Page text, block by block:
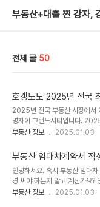
부동산+대출 찐 강자,
전체 글 50
호갱노노 2025년 전국
시티 그 이유는?
2025년 전국 부동산 시장에서
명자이 그랜드시티입니다.
에서 집계된 올해 최다 거래량을
이유를 하나씩 살펴보겠습니다.
개요대명자이 그랜드시티는 대
로, 총 2,032세대와 17개 동 규
들어 거래량이 급증한 이유는
경제적 장점에 있습니다. 입지조
부동산 정보 2025.01.03
부동산 임대차계약서 작
안녕하세요. 혹시 부동산 임대
경 써야 하는지 알고 계신가요?
의 권리와 의무를 명확히 규정하
부동산 정보 2025.01.03